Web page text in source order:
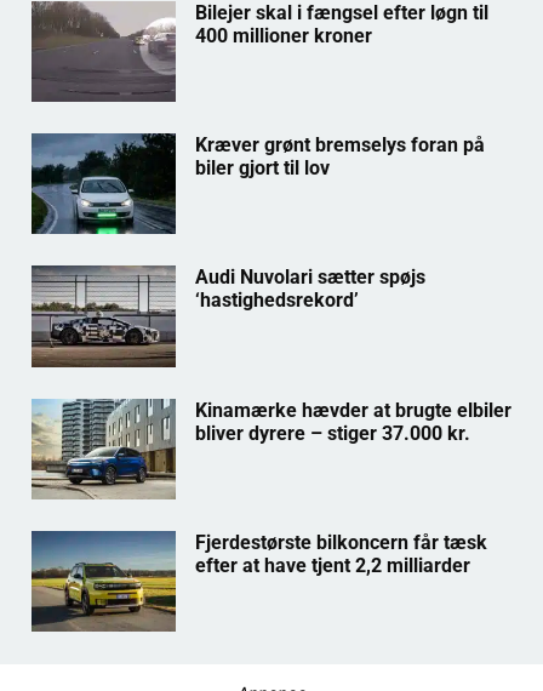
Bilejer skal i fængsel efter løgn til
400 millioner kroner
Kræver grønt bremselys foran på
biler gjort til lov
Audi Nuvolari sætter spøjs
‘hastighedsrekord’
Kinamærke hævder at brugte elbiler
bliver dyrere – stiger 37.000 kr.
Fjerdestørste bilkoncern får tæsk
efter at have tjent 2,2 milliarder